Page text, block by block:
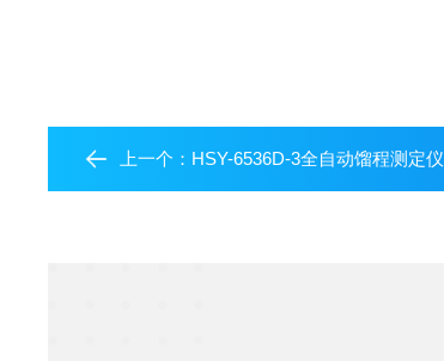
上一个： HSY-6536D-3全自动馏程测定仪